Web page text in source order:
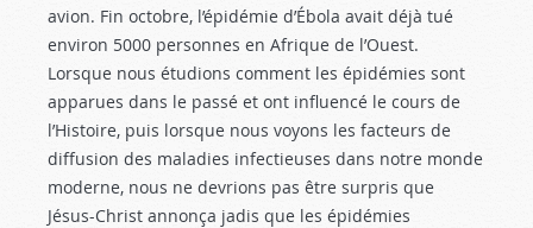
avion. Fin octobre, l’épidémie d’Ébola avait déjà tué
environ 5000 personnes en Afrique de l’Ouest.
Lorsque nous étudions comment les épidémies sont
apparues dans le passé et ont influencé le cours de
l’Histoire, puis lorsque nous voyons les facteurs de
diffusion des maladies infectieuses dans notre monde
moderne, nous ne devrions pas être surpris que
Jésus-Christ annonça jadis que les épidémies